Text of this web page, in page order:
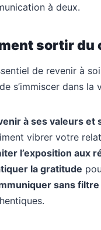
à deux.
sortir du
de revenir à
s’immiscer dans
à ses valeurs et
vibrer votre
l’exposition aux
la gratitude
sans filtre